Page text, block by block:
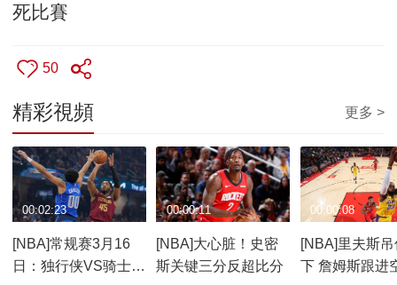
死比賽
50
精彩視頻 更多 >
[NBA]常规赛3月16
日：独行侠VS骑士
00:02:23
[NBA]大心脏！史密
斯关键三分反超比分
00:00:11
[NBA]里夫斯
下 詹姆斯跟进
00:00:08